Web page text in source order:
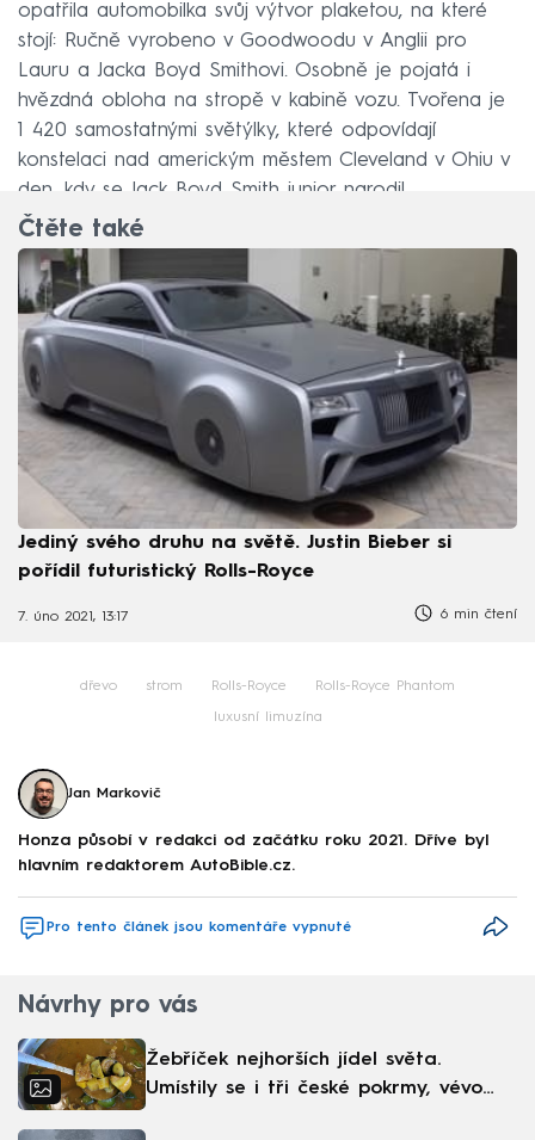
opatřila automobilka svůj výtvor plaketou, na které
stojí: Ručně vyrobeno v Goodwoodu v Anglii pro
Lauru a Jacka Boyd Smithovi. Osobně je pojatá i
hvězdná obloha na stropě v kabině vozu. Tvořena je
1 420 samostatnými světýlky, které odpovídají
konstelaci nad americkým městem Cleveland v Ohiu v
den, kdy se Jack Boyd Smith junior narodil.
Čtěte také
Jediný svého druhu na světě. Justin Bieber si
pořídil futuristický Rolls-Royce
7. úno 2021, 13:17 6 min čtení
dřevo strom Rolls-Royce Rolls-Royce Phantom
luxusní limuzína
Jan Markovič
Honza působí v redakci od začátku roku 2021. Dříve byl
hlavním redaktorem AutoBible.cz.
Pro tento článek jsou komentáře vypnuté
Návrhy pro vás
Žebříček nejhorších jídel světa.
Umístily se i tři české pokrmy, vévodí